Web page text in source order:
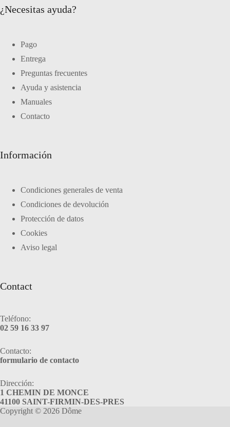
¿Necesitas ayuda?
Pago
Entrega
Preguntas frecuentes
Ayuda y asistencia
Manuales
Contacto
Información
Condiciones generales de venta
Condiciones de devolución
Protección de datos
Cookies
Aviso legal
Contact
Teléfono:
02 59 16 33 97
Contacto:
formulario de contacto
Dirección:
1 CHEMIN DE MONCE
41100 SAINT-FIRMIN-DES-PRES
Copyright © 2026 Dôme